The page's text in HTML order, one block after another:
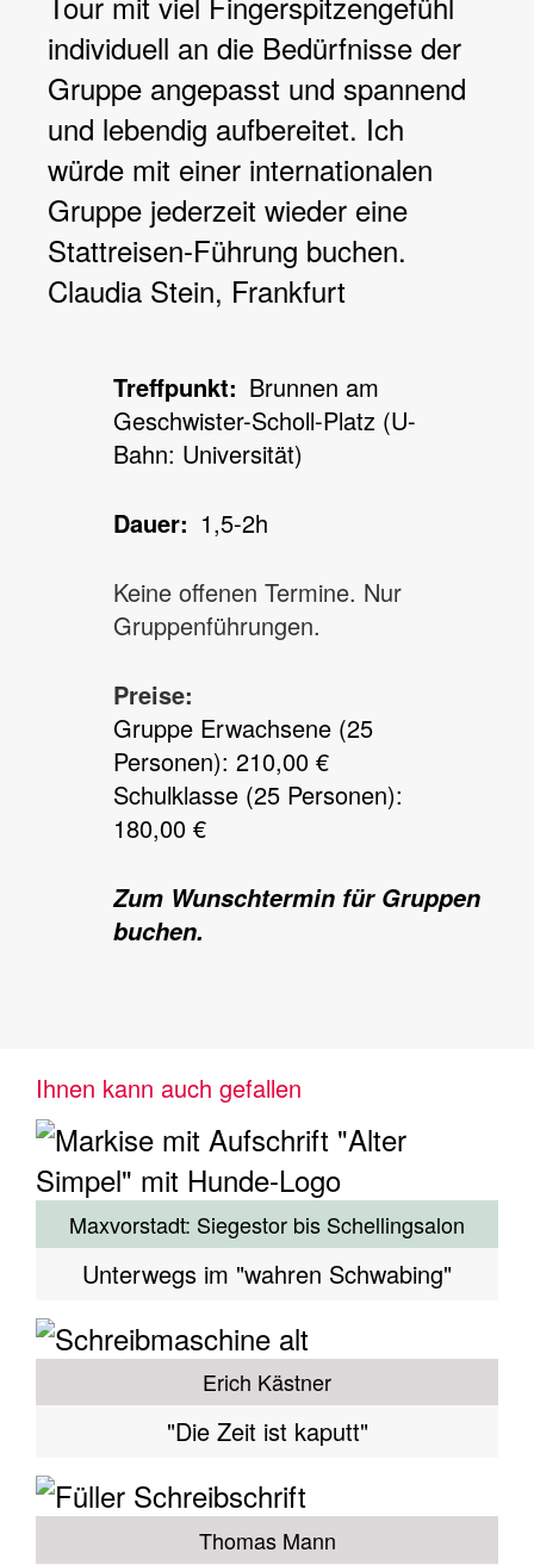
individuell an die Bedürfnisse der
Gruppe angepasst und spannend
und lebendig aufbereitet. Ich
würde mit einer internationalen
Gruppe jederzeit wieder eine
Stattreisen-Führung buchen.
Claudia Stein, Frankfurt
Treffpunkt
Brunnen am
Geschwister-Scholl-Platz (U-
Bahn: Universität)
Dauer
1,5-2h
Keine offenen Termine. Nur
Gruppenführungen.
Preise:
Gruppe Erwachsene (25
Personen): 210,00 €
Schulklasse (25 Personen):
180,00 €
Zum Wunschtermin für Gruppen
buchen.
Ihnen kann auch gefallen
Maxvorstadt: Siegestor bis Schellingsalon
Unterwegs im "wahren Schwabing"
Erich Kästner
"Die Zeit ist kaputt"
Thomas Mann